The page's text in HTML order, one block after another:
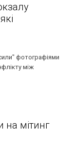
фотографіями
між
на мітинг